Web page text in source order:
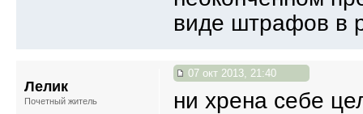
виде штрафов в
07 окт 2013, 21:40
ни хрена себе
Лелик
Почетный житель